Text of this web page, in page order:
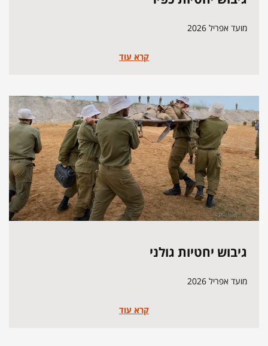
מועד אפריל 2026
קרא עוד
גיבוש יחטיות גולני
מועד אפריל 2026
קרא עוד